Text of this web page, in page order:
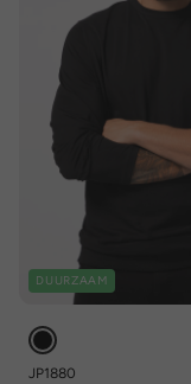
DUURZAAM
JP1880